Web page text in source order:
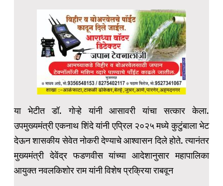
या भेटीत डॉ. गोऱ्हे यांनी आसावरी यांचा सत्कार केला.
उपमुख्यमंत्री एकनाथ शिंदे यांनी एप्रिल २०२५ मध्ये कुटुंबाला भेट
देऊन शासकीय सेवेत नोकरी देण्याचे आश्वासन दिले होते. त्यानंतर
मुख्यमंत्री देवेंद्र फडणवीस यांच्या आदेशानुसार महापालिका
आयुक्त नवलकिशोर राम यांनी विशेष प्रक्रिया राबवून